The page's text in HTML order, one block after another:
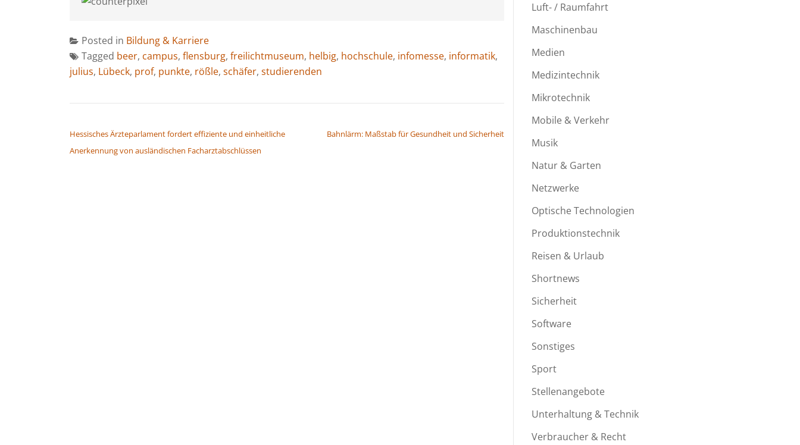
Posted in Bildung & Karriere
Tagged beer, campus, flensburg, freilichtmuseum, helbig, hochschule, infomesse, informatik,
julius, Lübeck, prof, punkte, rößle, schäfer, studierenden
Hessisches Ärzteparlament fordert effiziente und einheitliche
Anerkennung von ausländischen Facharztabschlüssen
Bahnlärm: Maßstab für Gesundheit und Sicherheit
Luft- / Raumfahrt
Maschinenbau
Medien
Medizintechnik
Mikrotechnik
Mobile & Verkehr
Musik
Natur & Garten
Netzwerke
Optische Technologien
Produktionstechnik
Reisen & Urlaub
Shortnews
Sicherheit
Software
Sonstiges
Sport
Stellenangebote
Unterhaltung & Technik
Verbraucher & Recht